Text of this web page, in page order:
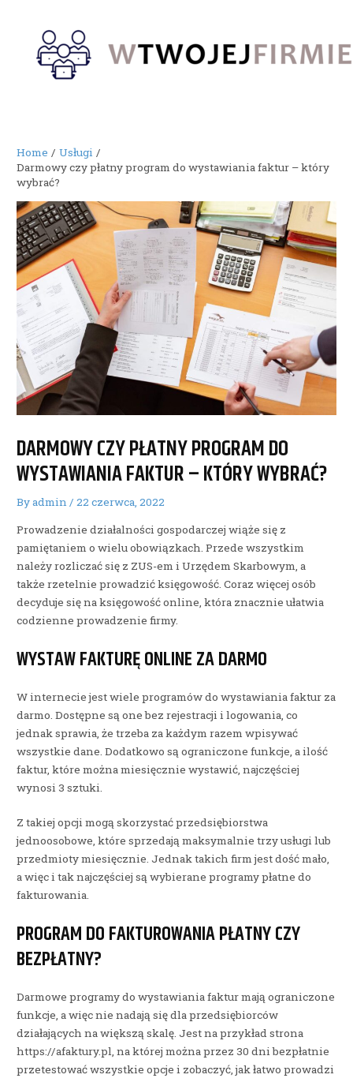
content
Home
Usługi
Darmowy czy płatny program do wystawiania faktur – który
wybrać?
DARMOWY CZY PŁATNY PROGRAM DO
WYSTAWIANIA FAKTUR – KTÓRY WYBRAĆ?
Byadmin/22 czerwca, 2022
Prowadzenie działalności gospodarczej wiąże się z
pamiętaniem o wielu obowiązkach. Przede wszystkim
należy rozliczać się z ZUS-em i Urzędem Skarbowym, a
także rzetelnie prowadzić księgowość. Coraz więcej osób
decyduje się na księgowość online, która znacznie ułatwia
codzienne prowadzenie firmy.
WYSTAW FAKTURĘ ONLINE ZA DARMO
W internecie jest wiele programów do wystawiania faktur za
darmo. Dostępne są one bez rejestracji i logowania, co
jednak sprawia, że trzeba za każdym razem wpisywać
wszystkie dane. Dodatkowo są ograniczone funkcje, a ilość
faktur, które można miesięcznie wystawić, najczęściej
wynosi 3 sztuki.
Z takiej opcji mogą skorzystać przedsiębiorstwa
jednoosobowe, które sprzedają maksymalnie trzy usługi lub
przedmioty miesięcznie. Jednak takich firm jest dość mało,
a więc i tak najczęściej są wybierane programy płatne do
fakturowania.
PROGRAM DO FAKTUROWANIA PŁATNY CZY
BEZPŁATNY?
Darmowe programy do wystawiania faktur mają ograniczone
funkcje, a więc nie nadają się dla przedsiębiorców
działających na większą skalę. Jest na przykład strona
https://afaktury.pl, na której można przez 30 dni bezpłatnie
przetestować wszystkie opcje i zobaczyć, jak łatwo prowadzi